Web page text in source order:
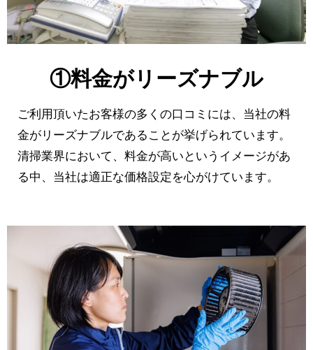
①料金がリーズナブル
ご利用頂いたお客様の多くの口コミには、当社の料
金がリーズナブルであることが挙げられています。
清掃業界において、料金が高いというイメージがあ
る中、当社は適正な価格設定を心がけています。